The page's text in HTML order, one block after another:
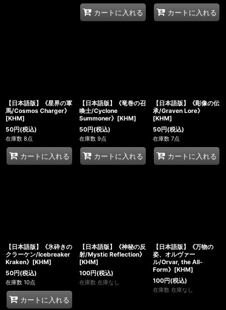
カートに入れる カートに入れる
【日本語版】《星界の軍
馬/Cosmos Charger》
[KHM]
50円(税込)
在庫数 8点
カートに入れる
【日本語版】《竜巻の召
喚士/Cyclone
Summoner》[KHM]
50円(税込)
在庫数 9点
カートに入れる
【日本語版】《彫像の伝
承/Graven Lore》
[KHM]
50円(税込)
在庫数 7点
カートに入れる
【日本語版】《氷砕きの
クラーケン/Icebreaker
Kraken》[KHM]
50円(税込)
在庫数 10点
カートに入れる
【日本語版】《神秘の反
射/Mystic Reflection》
[KHM]
100円(税込)
在庫数 在庫なし
【日本語版】《万物の
姿、オルヴァー
ル/Orvar, the All-
Form》[KHM]
100円(税込)
在庫数 在庫なし